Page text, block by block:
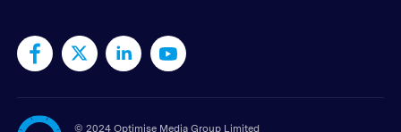
© 2024 Optimise Media Group Limited